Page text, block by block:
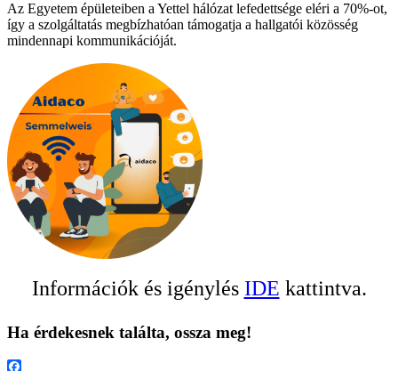
Az Egyetem épületeiben a Yettel hálózat lefedettsége eléri a 70%-ot,
így a szolgáltatás megbízhatóan támogatja a hallgatói közösség
mindennapi kommunikációját.
Információk és igénylés IDE kattintva.
Ha érdekesnek találta, ossza meg!